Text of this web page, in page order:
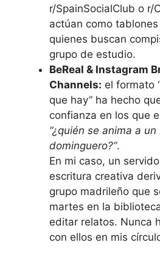
r/SpainSocialClub o r/
actúan como
quienes buscan
grupo de estudio.
BeReal & Instagram
Channels: el formato
que hay” ha hecho
confianza en los que
“¿quién se anima a
dominguero?”.
En mi caso, un
escritura creativa
grupo madrileño que
martes en la
editar relatos. Nunca
con ellos en mis